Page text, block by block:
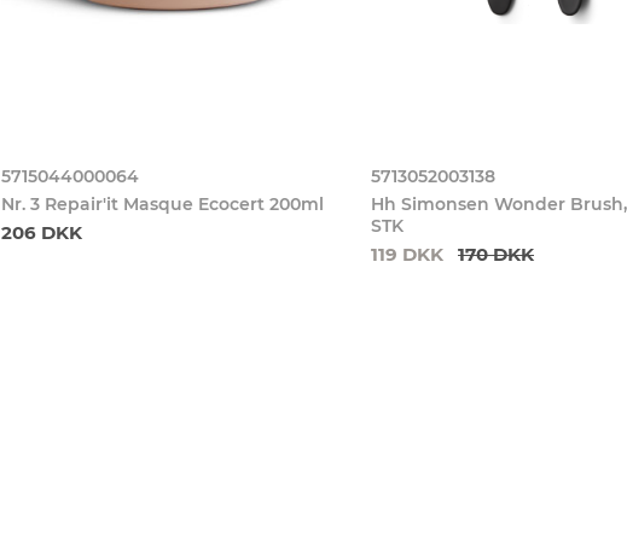
5715044000064
Nr. 3 Repair'it Masque Ecocert 200ml
206 DKK
5713052003138
Hh Simonsen Wonder Brush,
STK
119 DKK 170 DKK